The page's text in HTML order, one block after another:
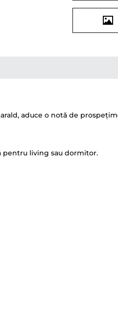
aduce o notă de
pentru living sau dormitor.